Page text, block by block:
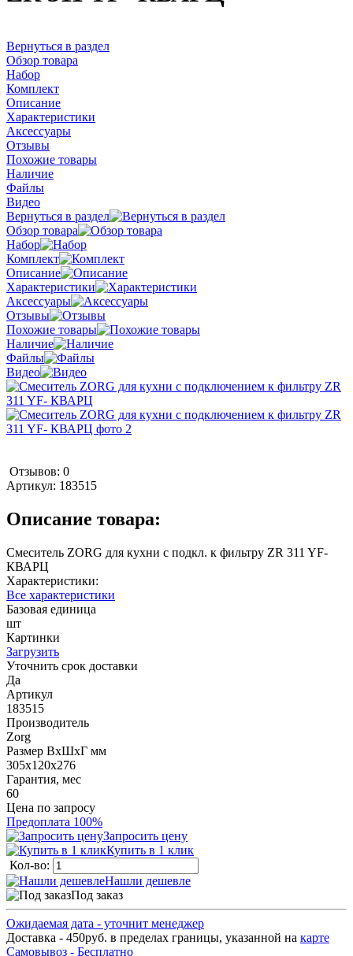
Вернуться в раздел
Обзор товара
Набор
Комплект
Описание
Характеристики
Аксессуары
Отзывы
Похожие товары
Наличие
Файлы
Видео
Вернуться в раздел
Обзор товара
Набор
Комплект
Описание
Характеристики
Аксессуары
Отзывы
Похожие товары
Наличие
Файлы
Видео
Отзывов: 0
Артикул: 183515
Описание товара:
Смеситель ZORG для кухни с подкл. к фильтру ZR 311 YF-
КВАРЦ
Характеристики:
Все характеристики
Базовая единица
шт
Картинки
Загрузить
Уточнить срок доставки
Да
Артикул
183515
Производитель
Zorg
Размер ВхШхГ мм
305х120х276
Гарантия, мес
60
Цена по запросу
Предоплата 100%
Запросить цену
Купить в 1 клик
Кол-во:
Нашли дешевле
Под заказ
Ожидаемая дата - уточнит менеджер
Доставка - 450руб. в пределах границы, указанной на карте
Самовывоз - Бесплатно